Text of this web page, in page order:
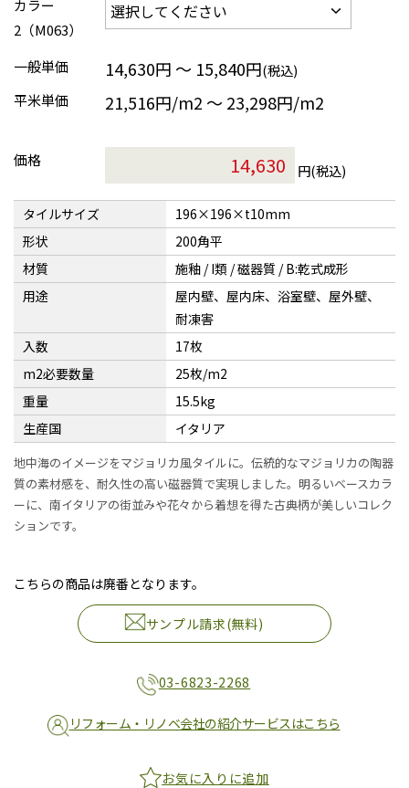
カラー
2（M063）
一般単価
14,630円 ～ 15,840円(税込)
平米単価
21,516円/m2 〜 23,298円/m2
価格
円(税込)
タイルサイズ
196×196×t10mm
形状
200角平
材質
施釉 / I類 / 磁器質 / B:乾式成形
用途
屋内壁、屋内床、浴室壁、屋外壁、
耐凍害
入数
17枚
m2必要数量
25枚/m2
重量
15.5kg
生産国
イタリア
地中海のイメージをマジョリカ風タイルに。伝統的なマジョリカの陶器
質の素材感を、耐久性の高い磁器質で実現しました。明るいベースカラ
ーに、南イタリアの街並みや花々から着想を得た古典柄が美しいコレク
ションです。
こちらの商品は廃番となります。
サンプル請求(無料)
03-6823-2268
リフォーム・リノベ会社の紹介サービスはこちら
お気に入りに追加